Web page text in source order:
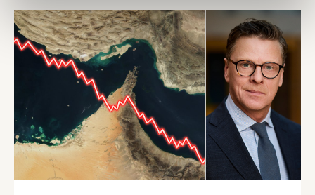
12 procent jämfört med året innan. Samtidigt ökar
handelsunderskottet, vilket tyder på att
exportpotentialen inte tillvaratas fullt ut.